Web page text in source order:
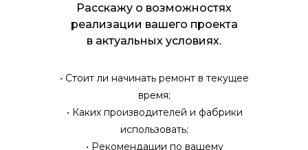
• Стоит ли начинать ремонт в текущее
время;
• Каких производителей и фабрики
использовать;
• Рекомендации по вашему
Расскажу о возможностях
реализации вашего проекта
в актуальных условиях.